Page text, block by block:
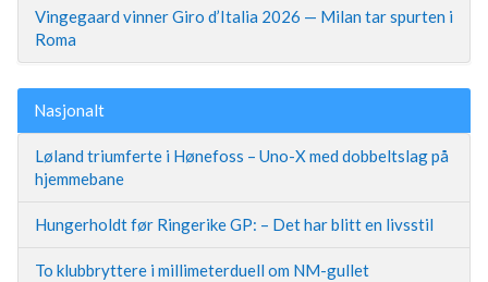
Vingegaard vinner Giro d’Italia 2026 — Milan tar spurten i
Roma
Nasjonalt
Løland triumferte i Hønefoss – Uno-X med dobbeltslag på
hjemmebane
Hungerholdt før Ringerike GP: – Det har blitt en livsstil
To klubbryttere i millimeterduell om NM-gullet